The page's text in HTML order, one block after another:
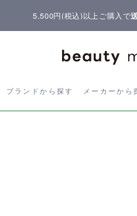
5,500円(税込)以上ご購入で
ブランドから探す メーカーから
ブランドから探す メーカー